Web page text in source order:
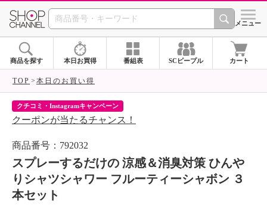
SHOP CHANNEL シメニュー
商品を探す 本日お買得 番組表 SCピープル カート
TOP 本日のお買い得
クチコミ・Instagramキャンペーン
クーポンが当たるチャンス！
商品番号：792032
スプレーするだけの 涼感＆消臭対策 ひんや
りシャツシャワー フルーティーシャボン ３
本セット